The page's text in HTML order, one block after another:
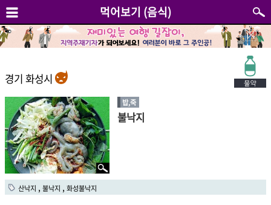
먹어보기 (음식)
경기 화성시
밥,죽
불낙지
산낙지 불낙지 화성불낙지